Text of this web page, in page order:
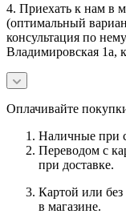
4. Приехать к нам в
(оптимальный
консультация по
Владимировская 1а,
Оплачивайте
Наличные при
Переводом с
при доставке.
Картой или
в магазине.